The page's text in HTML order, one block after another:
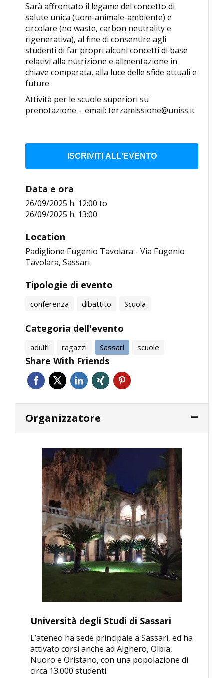
Sarà affrontato il legame del concetto di
salute unica (uom-animale-ambiente) e
circolare (no waste, carbon neutrality e
rigenerativa), al fine di consentire agli
studenti di far propri alcuni concetti di base
relativi alla nutrizione e alimentazione in
chiave comparata, alla luce delle sfide attuali e
future.
Attività per le scuole superiori su
prenotazione – email: terzamissione@uniss.it
ISCRIVITI ALL'EVENTO
Data e ora
26/09/2025 h. 12:00 to
26/09/2025 h. 13:00
Location
Padiglione Eugenio Tavolara - Via Eugenio
Tavolara, Sassari
Tipologie di evento
conferenza dibattito Scuola
Categoria dell'evento
adulti ragazzi Sassari scuole
Share With Friends
Organizzatore
Università degli Studi di Sassari
L’ateneo ha sede principale a Sassari, ed ha
attivato corsi anche ad Alghero, Olbia,
Nuoro e Oristano, con una popolazione di
circa 13.000 studenti.